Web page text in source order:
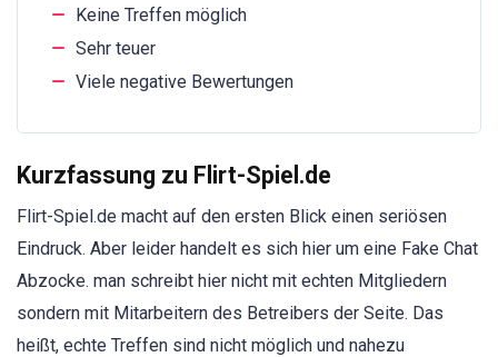
Keine Treffen möglich
Sehr teuer
Viele negative Bewertungen
Kurzfassung zu Flirt-Spiel.de
Flirt-Spiel.de macht auf den ersten Blick einen seriösen
Eindruck. Aber leider handelt es sich hier um eine Fake Chat
Abzocke. man schreibt hier nicht mit echten Mitgliedern
sondern mit Mitarbeitern des Betreibers der Seite. Das
heißt, echte Treffen sind nicht möglich und nahezu